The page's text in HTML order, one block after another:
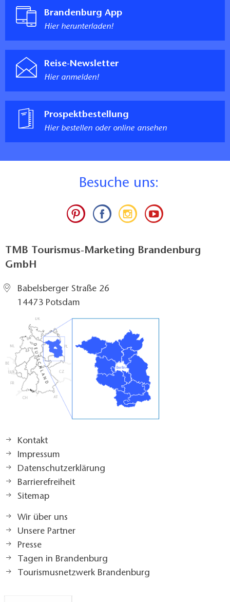
Brandenburg App
Hier herunterladen!
Reise-Newsletter
Hier anmelden!
Prospektbestellung
Hier bestellen oder online ansehen
Besuche uns:
TMB Tourismus-Marketing Brandenburg
GmbH
Babelsberger Straße 26
14473 Potsdam
Kontakt
Impressum
Datenschutzerklärung
Barrierefreiheit
Sitemap
Wir über uns
Unsere Partner
Presse
Tagen in Brandenburg
Tourismusnetzwerk Brandenburg